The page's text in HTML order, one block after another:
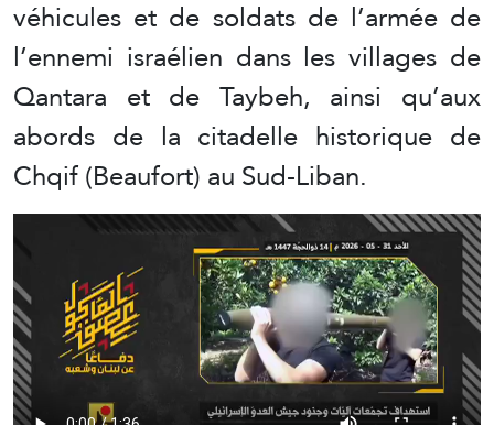
véhicules et de soldats de l’armée de
l’ennemi israélien dans les villages de
Qantara et de Taybeh, ainsi qu’aux
abords de la citadelle historique de
Chqif (Beaufort) au Sud-Liban.